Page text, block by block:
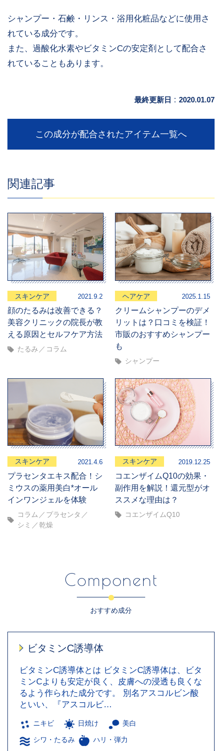
シャンプー・石鹸・リンス・浴用化粧品などに使用さ
れている成分です。
また、過酸化水素やビタミンCの安定剤として配合さ
れていることもあります。
最終更新日 : 2020.01.07
この成分が配合されたアイテム一覧へ
関連記事
スキンケア 2021.9.2
顔のたるみは改善できる？
美容クリニックの院長が教
える原因とセルフケア方法
たるみ コラム
ヘアケア 2025.1.15
クリームシャンプーのデメ
リットは？口コミを検証！
市販のおすすめシャンプー
も
シャンプー
スキンケア 2021.4.6
プラセンタエキス配合！シ
ミウスの薬用美白*オール
インワンジェルを体験
コラム
プラセンタ
シミ
乾燥
スキンケア 2019.12.25
コエンザイムQ10の効果・
副作用を解説！還元型がオ
ススメな理由は？
コエンザイムQ10
Component
おすすめ成分
ビタミンC誘導体
ビタミンC誘導体とは ビタミンC誘導体は、ビタ
ミンCよりも安定が良く、皮膚への浸透も良くな
るよう作られた成分です。 別名アスコルビン酸
といい、『アスコルビ…
ニキビ 日焼け 美白
シワ・たるみ ハリ・弾力